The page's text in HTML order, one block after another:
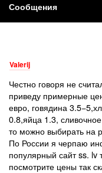
Сообщения
Valerij
Честно говоря не
приведу примерные
евро, говядина
0.8,яйца 1.3,
то можно выбирать на
По России я черпаю
популярный сайт ss. lv
посмотрите цены так